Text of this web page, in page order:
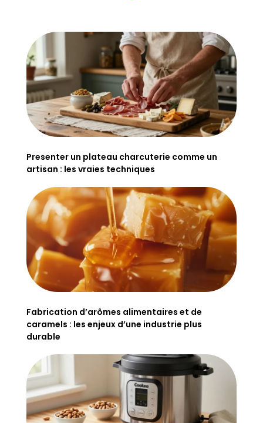
Presenter un plateau charcuterie comme un
artisan : les vraies techniques
Fabrication d’arômes alimentaires et de
caramels : les enjeux d’une industrie plus
durable